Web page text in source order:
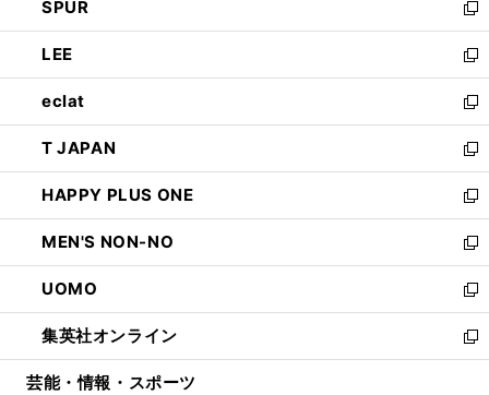
で
開
く
ド
ウ
で
開
く
ィ
ン
ド
ウ
で
開
く
い
ウ
ィ
ン
ド
ウ
で
開
く
SPUR
新
し
い
ウ
ィ
ン
ド
ウ
で
開
く
LEE
新
し
い
ウ
ィ
ン
ド
ウ
で
開
く
eclat
新
し
い
ウ
ィ
ン
ド
ウ
で
開
く
T JAPAN
新
し
い
ウ
ィ
ン
ド
ウ
で
開
HAPPY PLUS ONE
新
し
い
ウ
ィ
ン
ド
ウ
MEN'S NON-NO
新
し
い
ウ
ィ
ン
UOMO
新
し
い
ウ
集英社オンライン
新
し
芸能・情報・スポーツ